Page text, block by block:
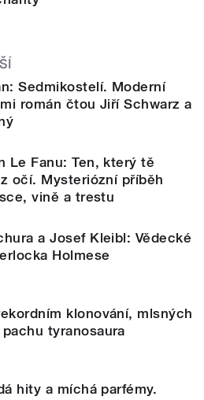
Sedmikostelí. Moderní
román čtou Jiří Schwarz a
Le Fanu: Ten, který tě
očí. Mysteriózní příběh
vině a trestu
a Josef Kleibl: Vědecké
Holmese
klonování, mlsných
tyranosaura
hity a míchá parfémy.